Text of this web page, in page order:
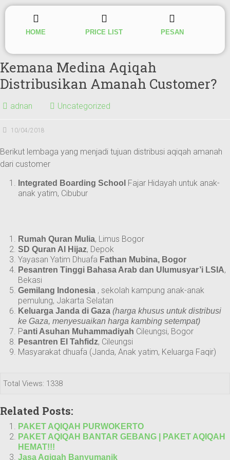
HOME PRICE LIST PESAN
Kemana Medina Aqiqah
Distribusikan Amanah Customer?
adnan Uncategorized
10/04/2018
Berikut lembaga yang menjadi tujuan distribusi aqiqah amanah
dari customer
Integrated Boarding School Fajar Hidayah untuk anak-
anak yatim, Cibubur
Rumah Quran Mulia, Limus Bogor
SD Quran Al Hijaz, Depok
Yayasan Yatim Dhuafa Fathan Mubina, Bogor
Pesantren Tinggi Bahasa Arab dan Ulumusyar’i LSIA,
Bekasi
Gemilang Indonesia , sekolah kampung anak-anak
pemulung, Jakarta Selatan
Keluarga Janda di Gaza (harga khusus untuk distribusi
ke Gaza, menyesuaikan harga kambing setempat)
Panti Asuhan Muhammadiyah Cileungsi, Bogor
Pesantren El Tahfidz, Cileungsi
Masyarakat dhuafa (Janda, Anak yatim, Keluarga Faqir)
Total Views: 1338
Related Posts:
PAKET AQIQAH PURWOKERTO
PAKET AQIQAH BANTAR GEBANG | PAKET AQIQAH
HEMAT!!!
Jasa Aqiqah Banyumanik